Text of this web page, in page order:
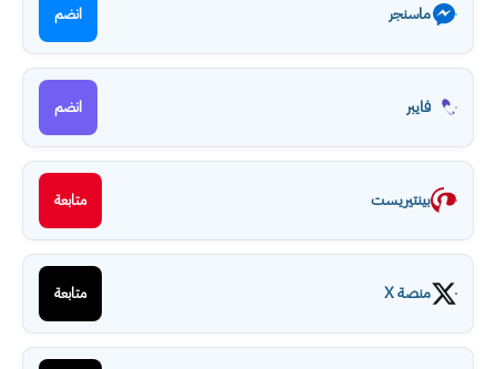
ماسنجر انضم
فايبر انضم
بينتيريست متابعة
منصة X متابعة